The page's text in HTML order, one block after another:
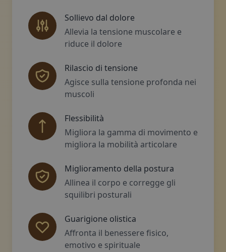
Sollievo dal dolore
Allevia la tensione muscolare e
riduce il dolore
Rilascio di tensione
Agisce sulla tensione profonda nei
muscoli
Flessibilità
Migliora la gamma di movimento e
migliora la mobilità articolare
Miglioramento della postura
Allinea il corpo e corregge gli
squilibri posturali
Guarigione olistica
Affronta il benessere fisico,
emotivo e spirituale